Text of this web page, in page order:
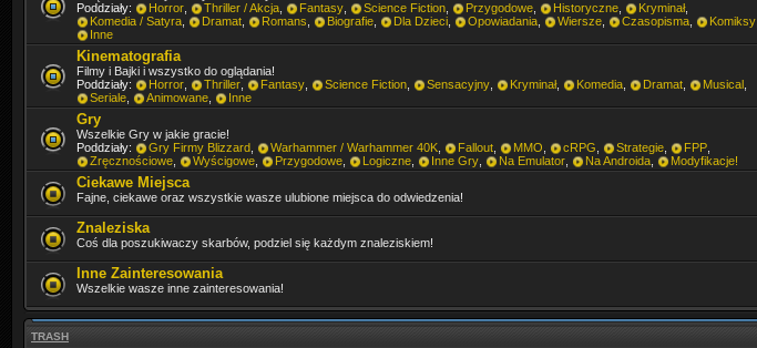
Poddziały:
Horror Thriller / Akcja Fantasy Science Fiction Przygodowe Historyczne Kryminał,
Komedia / Satyra
Dramat Romans Biografie Dla Dzieci Opowiadania Wiersze Czasopisma Komiksy
Inne
Kinematografia
Filmy i Bajki i wszystko do oglądania!
Poddziały:
Horror Thriller Fantasy Science Fiction Sensacyjny Kryminał, Komedia Dramat Musical
Seriale
Animowane Inne
Gry
Wszelkie Gry w jakie gracie!
Poddziały:
Gry Firmy Blizzard Warhammer / Warhammer 40K Fallout MMO cRPG Strategie FPP
Zręcznościowe
Wyścigowe Przygodowe Logiczne Inne Gry Na Emulator Na Androida Modyfikacje!
Ciekawe Miejsca
Fajne, ciekawe oraz wszystkie wasze ulubione miejsca do odwiedzenia!
Znaleziska
Coś dla poszukiwaczy skarbów, podziel się każdym znaleziskiem!
Inne Zainteresowania
Wszelkie wasze inne zainteresowania!
TRASH